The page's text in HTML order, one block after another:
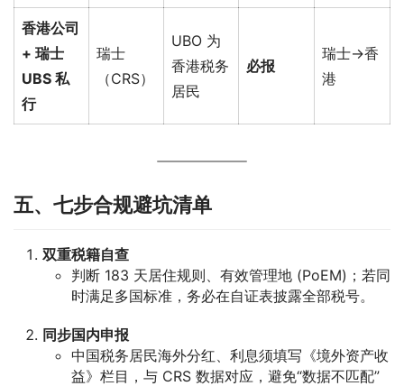
香港公司
+ 瑞士
UBS 私
行
瑞士
（CRS）
UBO 为
香港税务
居民
必报
瑞士→香
港
五、七步合规避坑清单
双重税籍自查
判断 183 天居住规则、有效管理地 (PoEM)；若同
时满足多国标准，务必在自证表披露全部税号。
同步国内申报
中国税务居民海外分红、利息须填写《境外资产收
益》栏目，与 CRS 数据对应，避免“数据不匹配”